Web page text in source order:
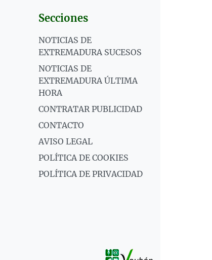
Secciones
NOTICIAS DE
EXTREMADURA SUCESOS
NOTICIAS DE
EXTREMADURA ÚLTIMA
HORA
CONTRATAR PUBLICIDAD
CONTACTO
AVISO LEGAL
POLÍTICA DE COOKIES
POLÍTICA DE PRIVACIDAD